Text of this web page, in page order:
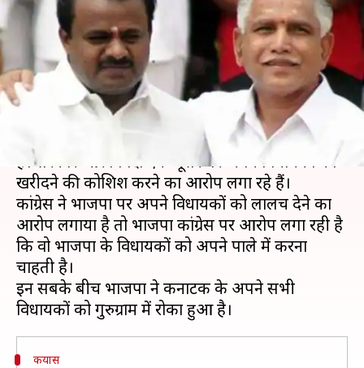
और अब यह फिर कर्नाटक में क्यों
चर्चा में है?
प्रमोद कुमार Jan 15, 2019 01:36 pm
क्या है खबर?
कर्नाटक की राजनीति में इन दिनों हाई पावर ड्रामा चल रहा
है। सरकार और विपक्ष एक-दूसरे पर अपने विधायकों को
खरीदने की कोशिश करने का आरोप लगा रहे हैं।
कांग्रेस ने भाजपा पर अपने विधायकों को लालच देने का
आरोप लगाया है तो भाजपा कांग्रेस पर आरोप लगा रही है
कि वो भाजपा के विधायकों को अपने पाले में करना
चाहती है।
इन सबके बीच भाजपा ने कर्नाटक के अपने सभी
कयास